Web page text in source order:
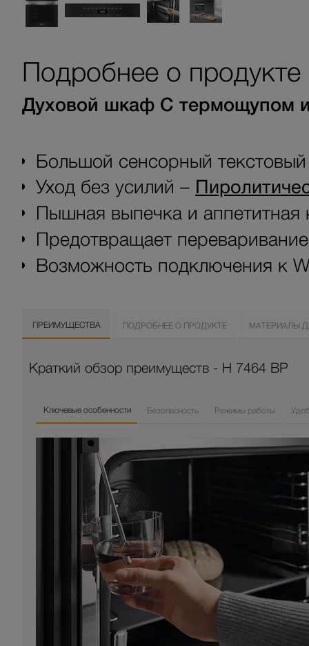
Подробнее о продукте
Духовой шкаф С термощупом
Большой сенсорный
Уход без усилий –
Пышная выпечка и
Предотвращает
Возможность подключения к
ПРЕИМУЩЕСТВА ПОДРОБНЕЕ О ПРОДУКТЕ МАТЕРИАЛЫ
Краткий обзор преимуществ - H 7464 BP
Ключевые особенности Безопасность Режимы работы